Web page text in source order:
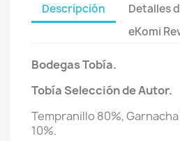
Descripción
Detalles
eKomi
Bodegas Tobía.
Tobía Selecciónde Autor.
Tempranillo 80%,
10%.